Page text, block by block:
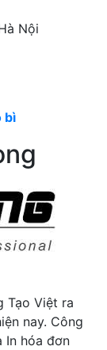
Nội
bì
Tạo Việt ra
nay. Công
In hóa đơn